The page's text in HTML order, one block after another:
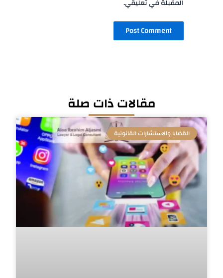
المقبلة في تعليقي.
مقالات ذات صلة
القضايا والاستشارات القانونية